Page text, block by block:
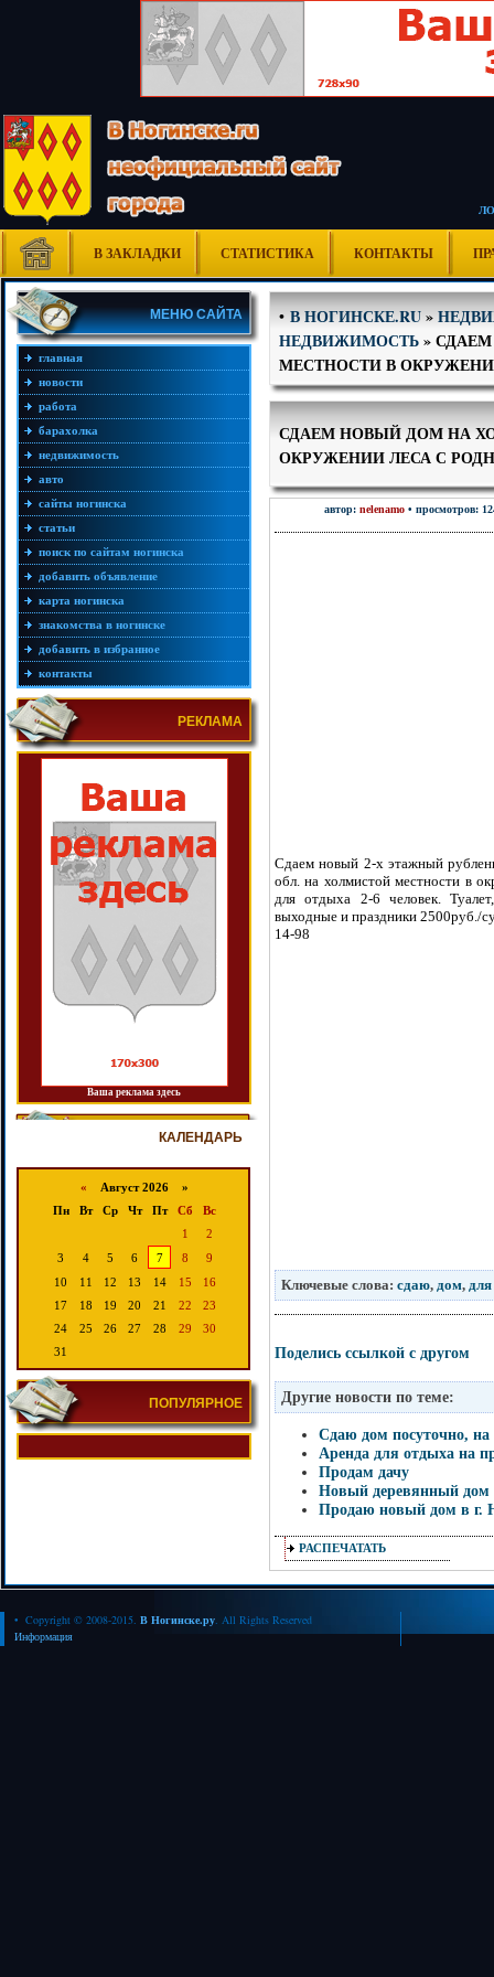
В ЗАКЛАДКИ СТАТИСТИКА КОНТАКТЫ
МЕНЮ САЙТА
главная
новости
работа
барахолка
недвижимость
авто
сайты ногинска
статьи
поиск по сайтам ногинска
добавить объявление
карта ногинска
знакомства в ногинске
добавить в избранное
контакты
РЕКЛАМА
Ваша реклама здесь
КАЛЕНДАРЬ
« Август 2026 »
Пн
Вт Ср Чт Пт Сб
Вс
1
2
3
4 5 6 7 8
9
10
11 12 13 14 15
16
17
18 19 20 21 22
23
24
25 26 27 28 29
30
31
ПОПУЛЯРНОЕ
•В НОГИНСКЕ.RU»
НЕДВИЖИМОСТЬ»
МЕСТНОСТИ В
СДАЕМ НОВЫЙ ДОМ НА
ОКРУЖЕНИИ ЛЕСА С
автор: nelenamo • просмотров:
Сдаем новый 2-х этажный
обл. на холмистой местности в
для отдыха 2-6 человек.
выходные и праздники 2500руб./
14-98
Ключевые слова: сдаю, дом,
Поделись ссылкой с другом
Другие новости по теме:
Сдаю дом посуточно,
Аренда для отдыха на
Продам дачу
Новый деревянный дом
Продаю новый дом в г.
РАСПЕЧАТАТЬ
• Copyright © 2008-2015. В Ногинске.ру. All Rights Reserved
Информация